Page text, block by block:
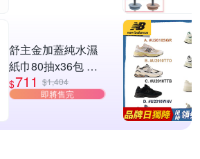
舒主金加蓋純水濕
紙巾80抽x36包 台
灣製 濕巾
$711 $1,404
即將售完